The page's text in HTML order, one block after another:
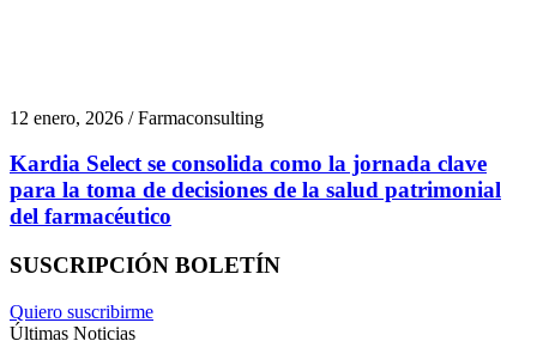
12 enero, 2026 / Farmaconsulting
Kardia Select se consolida como la jornada clave
para la toma de decisiones de la salud patrimonial
del farmacéutico
SUSCRIPCIÓN BOLETÍN
Quiero suscribirme
Últimas Noticias